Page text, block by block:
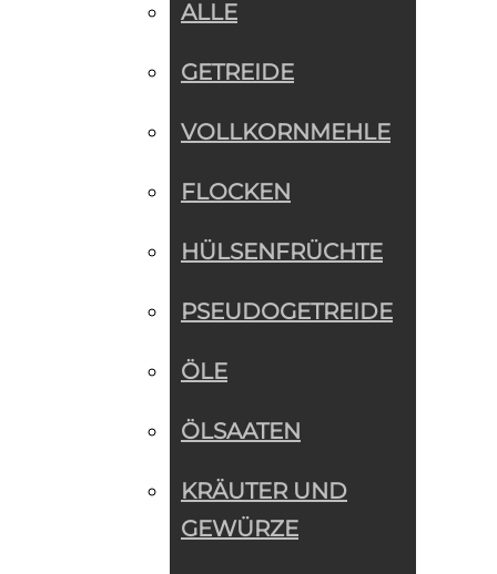
ALLE
GETREIDE
VOLLKORNMEHLE
FLOCKEN
HÜLSENFRÜCHTE
PSEUDOGETREIDE
ÖLE
ÖLSAATEN
KRÄUTER UND
GEWÜRZE